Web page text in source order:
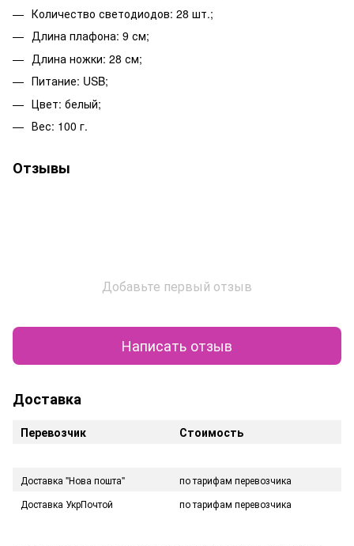
Количество светодиодов: 28 шт.;
Длина плафона: 9 см;
Длина ножки: 28 см;
Питание: USB;
Цвет: белый;
Вес: 100 г.
Отзывы
Добавьте первый отзыв
Написать отзыв
Доставка
Перевозчик Стоимость
Доставка "Нова пошта"
по тарифам перевозчика
Доставка УкрПочтой
по тарифам перевозчика